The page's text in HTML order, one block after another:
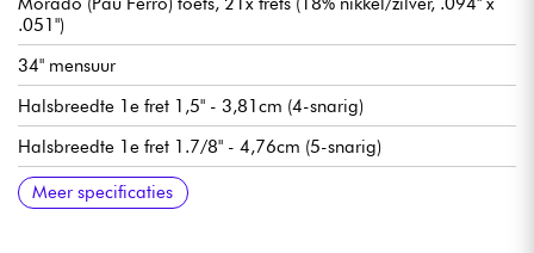
.051")
34" mensuur
Halsbreedte 1e fret 1,5" - 3,81cm (4-snarig)
Halsbreedte 1e fret 1.7/8" - 4,76cm (5-snarig)
Sadowsky P-Style hals pickup
Sadowsky bromonderdrukkende J-Style brug pickup
Sadowsky Treble / Bass boost voorversterker (true bypass
schakelaar)
Volume
Balans
Vintage toonregeling (push/pull voor bypass voorversterker)
Treble / Bass (concentrische potmeters)
Sadowsky Quick String Release brug
Sadowsky Light stemmechanieken
Verkocht met Sadowsky gigbag
Meer specificaties